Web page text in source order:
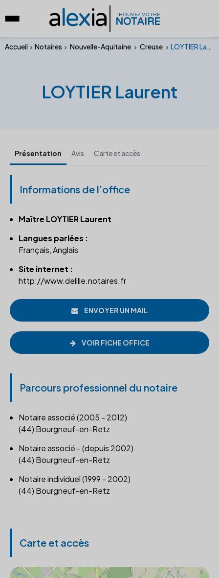
alexia TROUVEZ VOTRE
NOTAIRE
Accueil Notaires Nouvelle-Aquitaine Creuse LOYTIER Laurent
LOYTIER Laurent
Présentation Avis Carte et accès
Informations de l’office
Maître LOYTIER Laurent
Langues parlées :
Français, Anglais
Site internet :
http://www.delille.notaires.fr
ENVOYER UN MAIL
VOIR FICHE OFFICE
Parcours professionnel du notaire
Notaire associé (2005 - 2012)
(44) Bourgneuf-en-Retz
Notaire associé - (depuis 2002)
(44) Bourgneuf-en-Retz
Notaire individuel (1999 - 2002)
(44) Bourgneuf-en-Retz
Carte et accès